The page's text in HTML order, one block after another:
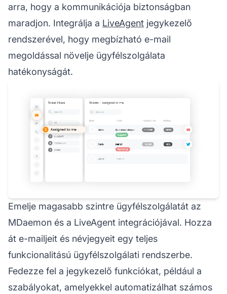
arra, hogy a kommunikációja biztonságban
maradjon. Integrálja a LiveAgent jegykezelő
rendszerével, hogy megbízható e-mail
megoldással növelje ügyfélszolgálata
hatékonyságát.
Emelje magasabb szintre ügyfélszolgálatát az
MDaemon és a LiveAgent integrációjával. Hozza
át e-mailjeit és névjegyeit egy teljes
funkcionalitású ügyfélszolgálati rendszerbe.
Fedezze fel a jegykezelő funkciókat, például a
szabályokat, amelyekkel automatizálhat számos